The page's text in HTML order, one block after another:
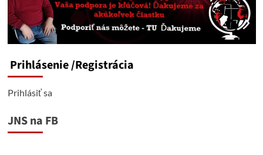
Prihlásenie/Registrácia
Prihlásiť sa
JNS na FB